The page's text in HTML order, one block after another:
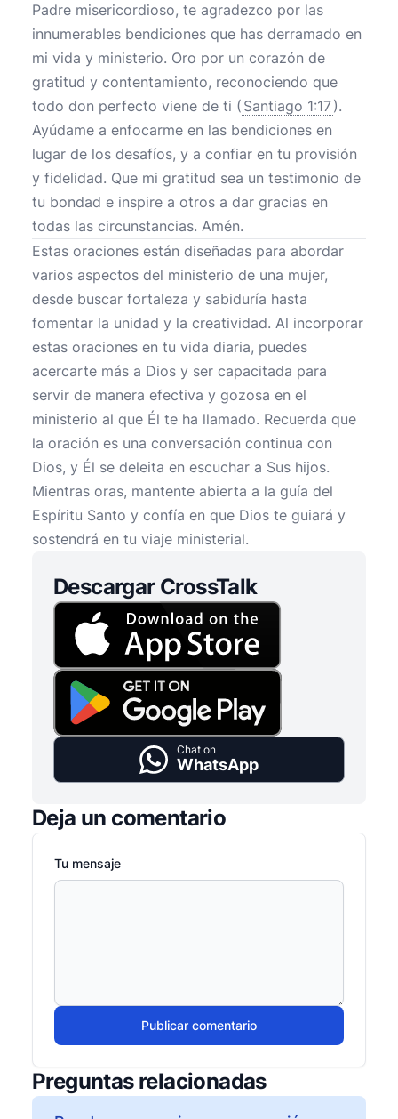
Padre misericordioso, te agradezco por las
innumerables bendiciones que has derramado en
mi vida y ministerio. Oro por un corazón de
gratitud y contentamiento, reconociendo que
todo don perfecto viene de ti ( Santiago 1:17).
Ayúdame a enfocarme en las bendiciones en
lugar de los desafíos, y a confiar en tu provisión
y fidelidad. Que mi gratitud sea un testimonio de
tu bondad e inspire a otros a dar gracias en
todas las circunstancias. Amén.
Estas oraciones están diseñadas para abordar
varios aspectos del ministerio de una mujer,
desde buscar fortaleza y sabiduría hasta
fomentar la unidad y la creatividad. Al incorporar
estas oraciones en tu vida diaria, puedes
acercarte más a Dios y ser capacitada para
servir de manera efectiva y gozosa en el
ministerio al que Él te ha llamado. Recuerda que
la oración es una conversación continua con
Dios, y Él se deleita en escuchar a Sus hijos.
Mientras oras, mantente abierta a la guía del
Espíritu Santo y confía en que Dios te guiará y
sostendrá en tu viaje ministerial.
Descargar CrossTalk
Chat on
WhatsApp
Deja un comentario
Tu mensaje
Publicar comentario
Preguntas relacionadas